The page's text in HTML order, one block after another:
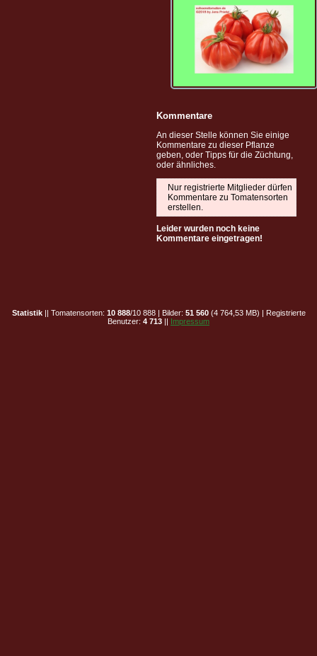
Kommentare
An dieser Stelle können Sie einige
Kommentare zu dieser Pflanze
geben, oder Tipps für die Züchtung,
oder ähnliches.
Nur registrierte Mitglieder dürfen
Kommentare zu Tomatensorten
erstellen.
Leider wurden noch keine
Kommentare eingetragen!
Statistik|| Tomatensorten: 10 888/10 888 | Bilder: 51 560(4 764,53 MB) | Registrierte
Benutzer: 4 713 || Impressum